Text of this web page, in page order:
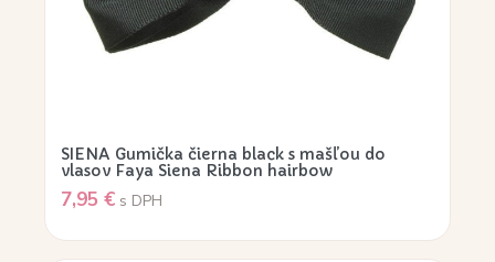
SIENA Gumička čierna black s mašľou do
vlasov Faya Siena Ribbon hairbow
7,95 € s DPH